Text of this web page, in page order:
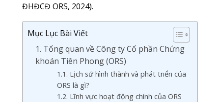
ĐHĐCĐ ORS, 2024).
Mục Lục Bài Viết
1. Tổng quan về Công ty Cổ phần Chứng
khoán Tiên Phong (ORS)
1.1. Lịch sử hình thành và phát triển của
ORS là gì?
1.2. Lĩnh vực hoạt động chính của ORS